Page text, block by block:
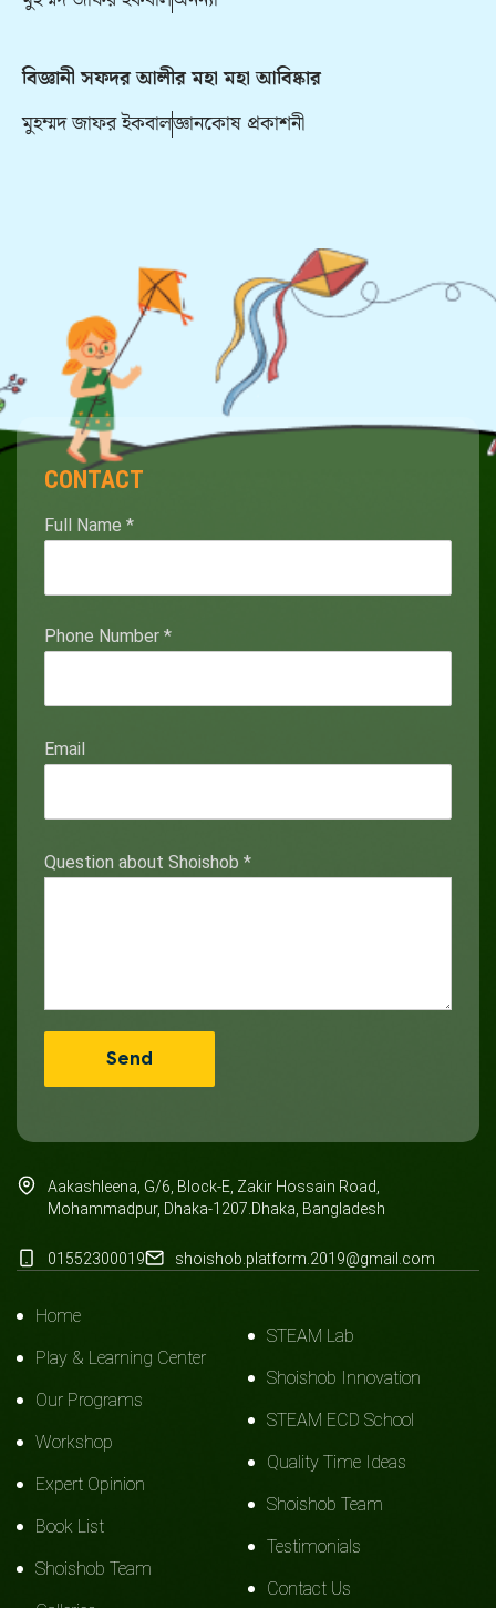
বিজ্ঞানী সফদর আলীর মহা মহা আবিষ্কার
মুহম্মদ জাফর ইকবালজ্ঞানকোষ প্রকাশনী
CONTACT
Full Name *
Phone Number *
Email
Question about Shoishob *
Aakashleena, G/6, Block-E, Zakir Hossain Road,
Mohammadpur, Dhaka-1207.Dhaka, Bangladesh
01552300019 shoishob.platform.2019@gmail.com
Home
Play & Learning Center
Our Programs
Workshop
Expert Opinion
Book List
Shoishob Team
STEAM Lab
Shoishob Innovation
STEAM ECD School
Quality Time Ideas
Shoishob Team
Testimonials
Contact Us